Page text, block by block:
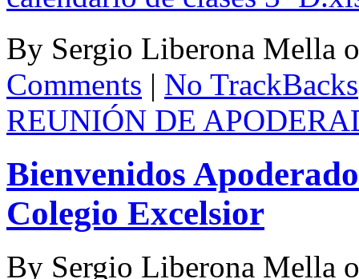
By Sergio Liberona Mella
Comments | No TrackBacks
REUNIÓN DE
Bienvenidos
Colegio Excelsior
By Sergio Liberona Mella